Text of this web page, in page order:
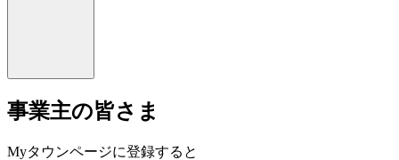
事業主の皆さま
Myタウンページに登録すると